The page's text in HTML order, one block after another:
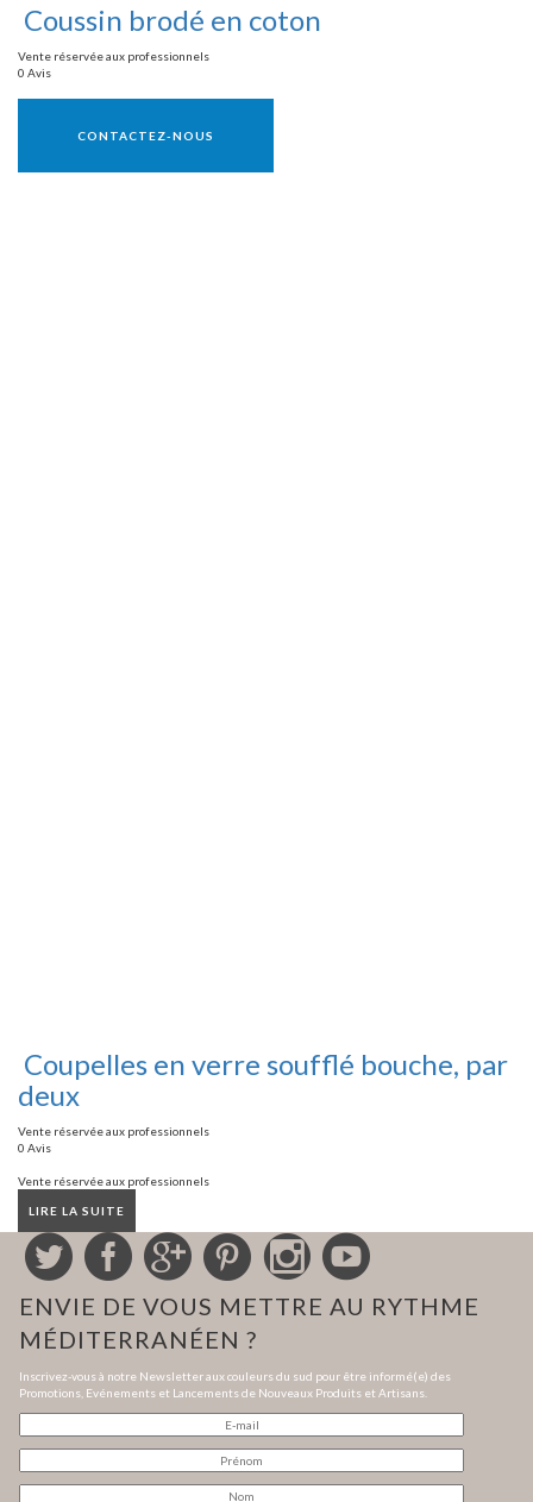
Coussin brodé en coton
Vente réservée aux professionnels
0 Avis
CONTACTEZ-NOUS
Coupelles en verre soufflé bouche, par
deux
Vente réservée aux professionnels
0 Avis
Vente réservée aux professionnels
LIRE LA SUITE
ENVIE DE VOUS METTRE AU RYTHME
MÉDITERRANÉEN ?
Inscrivez-vous à notre Newsletter aux couleurs du sud pour être informé(e) des
Promotions, Evénements et Lancements de Nouveaux Produits et Artisans.